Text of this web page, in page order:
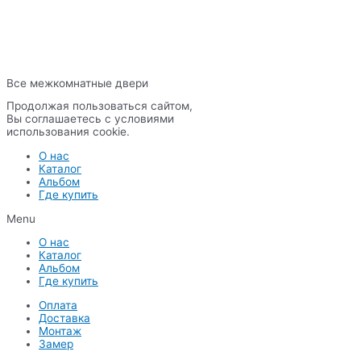
Все межкомнатные двери
Продолжая пользоваться сайтом,
Вы соглашаетесь с условиями
использования cookie.
О нас
Каталог
Альбом
Где купить
Menu
О нас
Каталог
Альбом
Где купить
Оплата
Доставка
Монтаж
Замер